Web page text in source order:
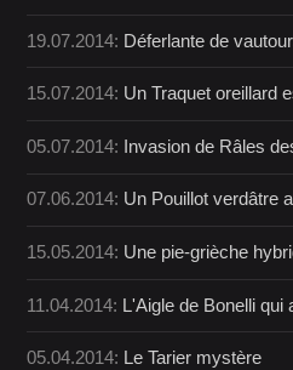
19.07.2014: Déferlante de
15.07.2014: Un Traquet oreillard
05.07.2014: Invasion de Râles
07.06.2014: Un Pouillot verdâtre
15.05.2014: Une pie-grièche
11.04.2014: L'Aigle de Bonelli qui
05.04.2014: Le Tarier mystère